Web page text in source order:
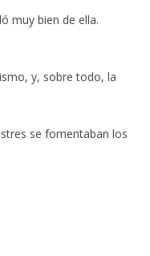
muy bien de ella.
y, sobre todo, la
se fomentaban los